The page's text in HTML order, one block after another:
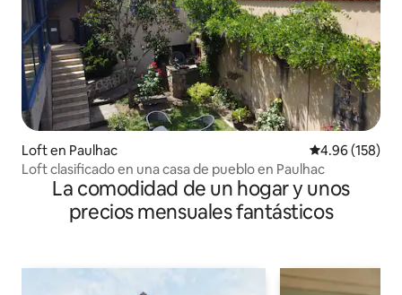
Loft en Paulhac Calificación
4.96 (158)
Loft clasificado en una casa de pueblo en Paulhac
La comodidad de un hogar y unos
precios mensuales fantásticos